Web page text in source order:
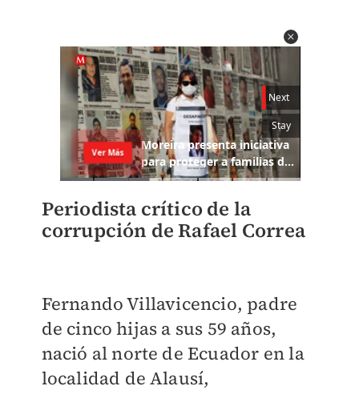
Periodista crítico de la
corrupción de Rafael Correa
Fernando Villavicencio, padre
de cinco hijas a sus 59 años,
nació al norte de Ecuador en la
localidad de Alausí,